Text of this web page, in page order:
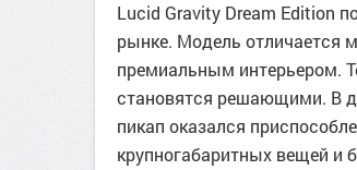
Lucid Gravity Dream Edition
рынке. Модель отличается
премиальным интерьером.
становятся решающими. В
пикап оказался
крупногабаритных вещей и